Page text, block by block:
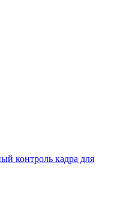
контроль кадра для